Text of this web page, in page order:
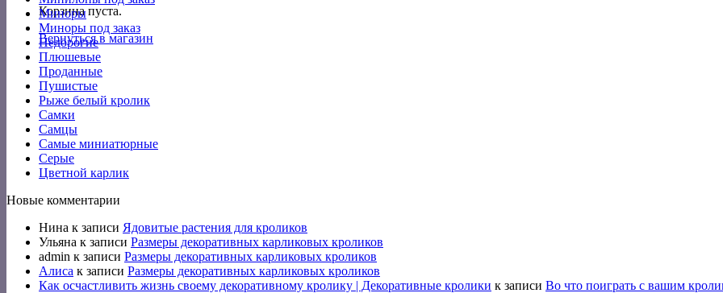
Корзина пуста.
Вернуться в магазин
Миноры
Миноры под заказ
Недорогие
Плюшевые
Проданные
Пушистые
Рыже белый кролик
Самки
Самцы
Самые миниатюрные
Серые
Цветной карлик
Новые комментарии
Нина к записи Ядовитые растения для кроликов
Ульяна к записи Размеры декоративных карликовых кроликов
admin к записи Размеры декоративных карликовых кроликов
Алиса к записи Размеры декоративных карликовых кроликов
Как осчастливить жизнь своему декоративному кролику | Декоративные кролики к записи Во что поиграть с вашим